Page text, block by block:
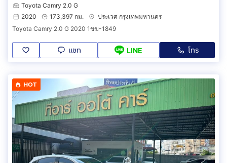
Toyota Camry 2.0 G
2020
173,397 กม.
ประเวศ กรุงเทพมหานคร
Toyota Camry 2.0 G 2020 1ขฆ-1849
แชท LINE โทร
HOT